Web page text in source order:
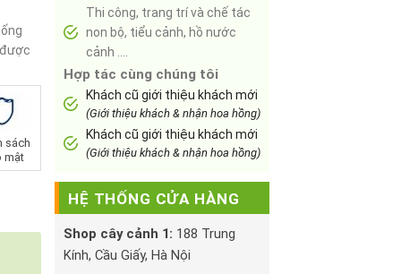
sách
mật
Thi công, trang trí và chế tác
non bộ, tiểu cảnh, hồ nước
cảnh ….
Hợp tác cùng chúng tôi
Khách cũ giới thiệu khách mới
(Giới thiệu khách & nhận hoa hồng)
Khách cũ giới thiệu khách mới
(Giới thiệu khách & nhận hoa hồng)
HỆ THỐNG CỬA HÀNG
Shop cây cảnh 1: 188 Trung
Kính, Cầu Giấy, Hà Nội